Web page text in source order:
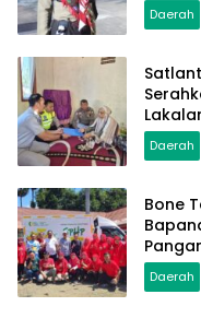
Daerah
Daerah
Bone
Daerah